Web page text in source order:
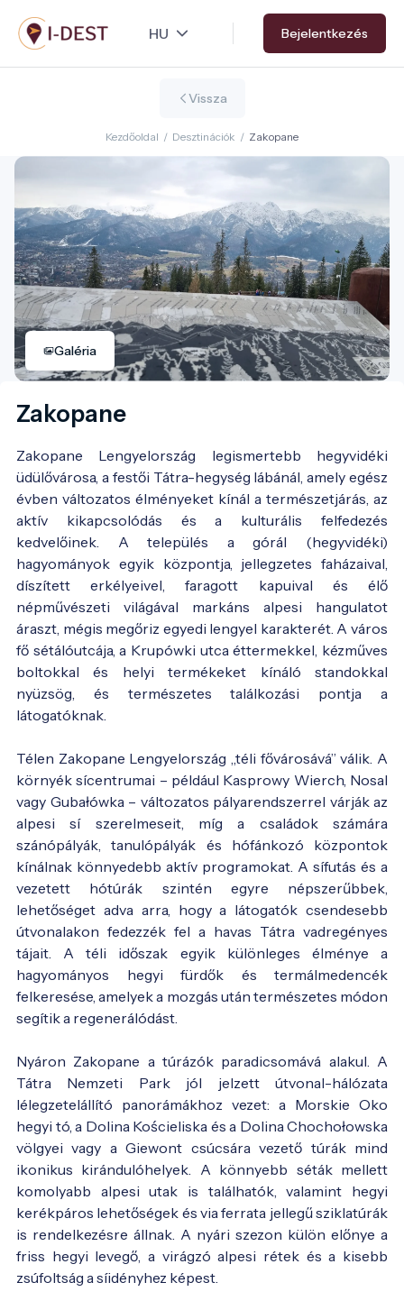
Ugrás
a
tartalomra
Bejelentkezés
Vissza
Kezdőoldal / Desztinációk / Zakopane
Galéria
Zakopane
Zakopane Lengyelország legismertebb hegyvidéki
üdülővárosa, a festői Tátra-hegység lábánál, amely egész
évben változatos élményeket kínál a természetjárás, az
aktív kikapcsolódás és a kulturális felfedezés
kedvelőinek. A település a górál (hegyvidéki)
hagyományok egyik központja, jellegzetes faházaival,
díszített erkélyeivel, faragott kapuival és élő
népművészeti világával markáns alpesi hangulatot
áraszt, mégis megőriz egyedi lengyel karakterét. A város
fő sétálóutcája, a Krupówki utca éttermekkel, kézműves
boltokkal és helyi termékeket kínáló standokkal
nyüzsög, és természetes találkozási pontja a
látogatóknak.
Télen Zakopane Lengyelország „téli fővárosává” válik. A
környék sícentrumai – például Kasprowy Wierch, Nosal
vagy Gubałówka – változatos pályarendszerrel várják az
alpesi sí szerelmeseit, míg a családok számára
szánópályák, tanulópályák és hófánkozó központok
kínálnak könnyedebb aktív programokat. A sífutás és a
vezetett hótúrák szintén egyre népszerűbbek,
lehetőséget adva arra, hogy a látogatók csendesebb
útvonalakon fedezzék fel a havas Tátra vadregényes
tájait. A téli időszak egyik különleges élménye a
hagyományos hegyi fürdők és termálmedencék
felkeresése, amelyek a mozgás után természetes módon
segítik a regenerálódást.
Nyáron Zakopane a túrázók paradicsomává alakul. A
Tátra Nemzeti Park jól jelzett útvonal-hálózata
lélegzetelállító panorámákhoz vezet: a Morskie Oko
hegyi tó, a Dolina Kościeliska és a Dolina Chochołowska
völgyei vagy a Giewont csúcsára vezető túrák mind
ikonikus kirándulóhelyek. A könnyebb séták mellett
komolyabb alpesi utak is találhatók, valamint hegyi
kerékpáros lehetőségek és via ferrata jellegű sziklatúrák
is rendelkezésre állnak. A nyári szezon külön előnye a
friss hegyi levegő, a virágzó alpesi rétek és a kisebb
zsúfoltság a síidényhez képest.